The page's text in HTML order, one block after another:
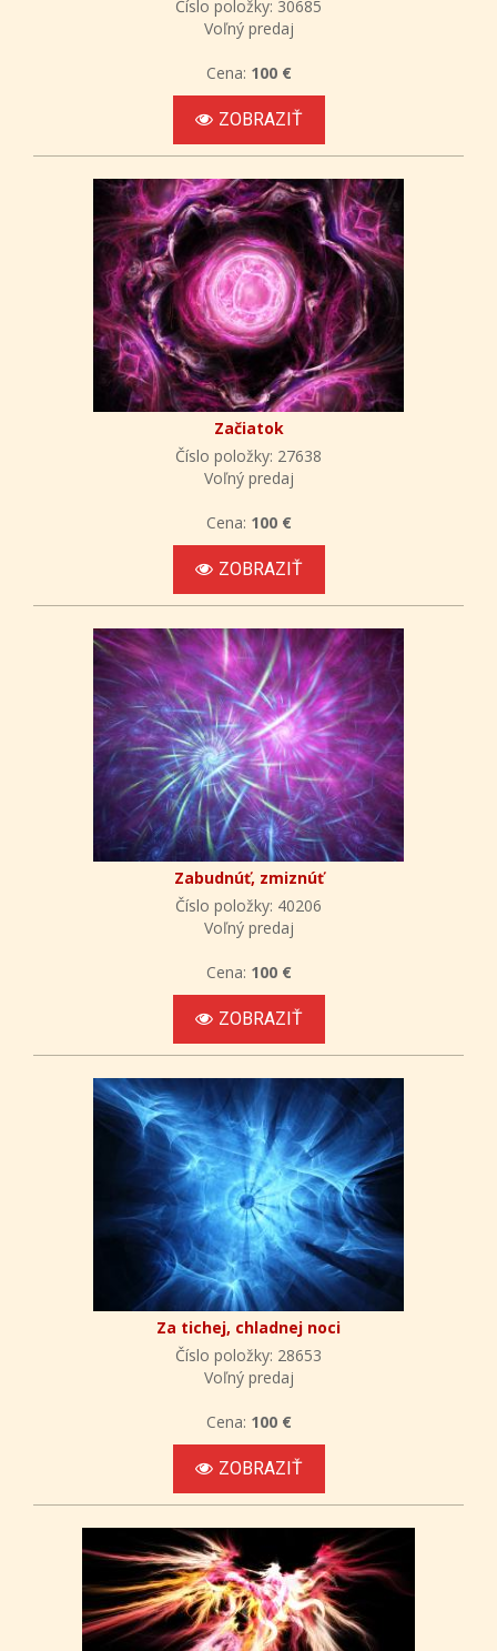
Číslo položky: 30685
Voľný predaj
Cena: 100 €
ZOBRAZIŤ
Začiatok
Číslo položky: 27638
Voľný predaj
Cena: 100 €
ZOBRAZIŤ
Zabudnúť, zmiznúť
Číslo položky: 40206
Voľný predaj
Cena: 100 €
ZOBRAZIŤ
Za tichej, chladnej noci
Číslo položky: 28653
Voľný predaj
Cena: 100 €
ZOBRAZIŤ